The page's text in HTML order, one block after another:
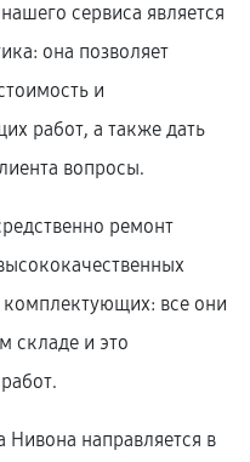
сервиса является
она позволяет
и
работ, а также дать
вопросы.
ремонт
все они
складе и это
направляется в